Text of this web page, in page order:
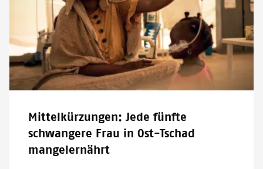
Mittelkürzungen: Jede fünfte
schwangere Frau in Ost-Tschad
mangelernährt